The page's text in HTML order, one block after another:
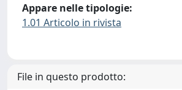
Appare nelle tipologie:
1.01 Articolo in rivista
File in questo prodotto: